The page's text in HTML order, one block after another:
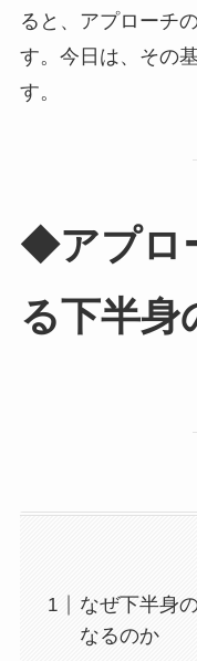
ると、アプローチ
す。今日は、その
す。
◆アプロ
る下半身
なぜ下半身
なるのか